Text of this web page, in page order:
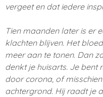
vergeet en dat iedere
Tien maanden later is er
klachten blijven. Het
meer aan te tonen. Dan
denkt je huisarts. Je bent
door corona, of
achtergrond. Hij raadt je